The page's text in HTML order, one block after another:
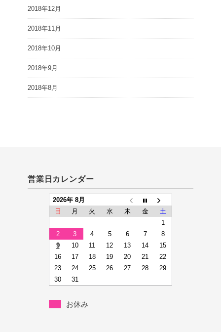
2018年12月
2018年11月
2018年10月
2018年9月
2018年8月
営業日カレンダー
2026年 8月
日
月 火 水 木 金
土
1
2
3 4 5 6 7
8
9
10 11 12 13 14
15
16
17 18 19 20 21
22
23
24 25 26 27 28
29
30
31
お休み